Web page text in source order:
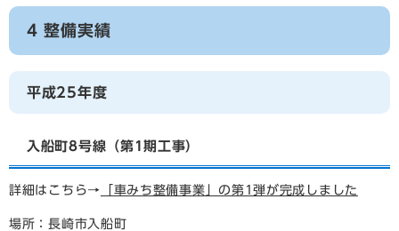
4 整備実績
平成25年度
入船町8号線（第1期工事）
詳細はこちら→ 「車みち整備事業」の第1弾が完成しました
場所：長崎市入船町